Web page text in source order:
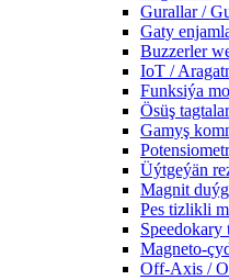
Gurallar /
Gaty
Buzzerler
IoT /
Funksiýa
Ösüş
Gamyş
Potensiometr
Üýtgeýän
Magnit
Pes tizlikli
Magneto-
Off-Axis /